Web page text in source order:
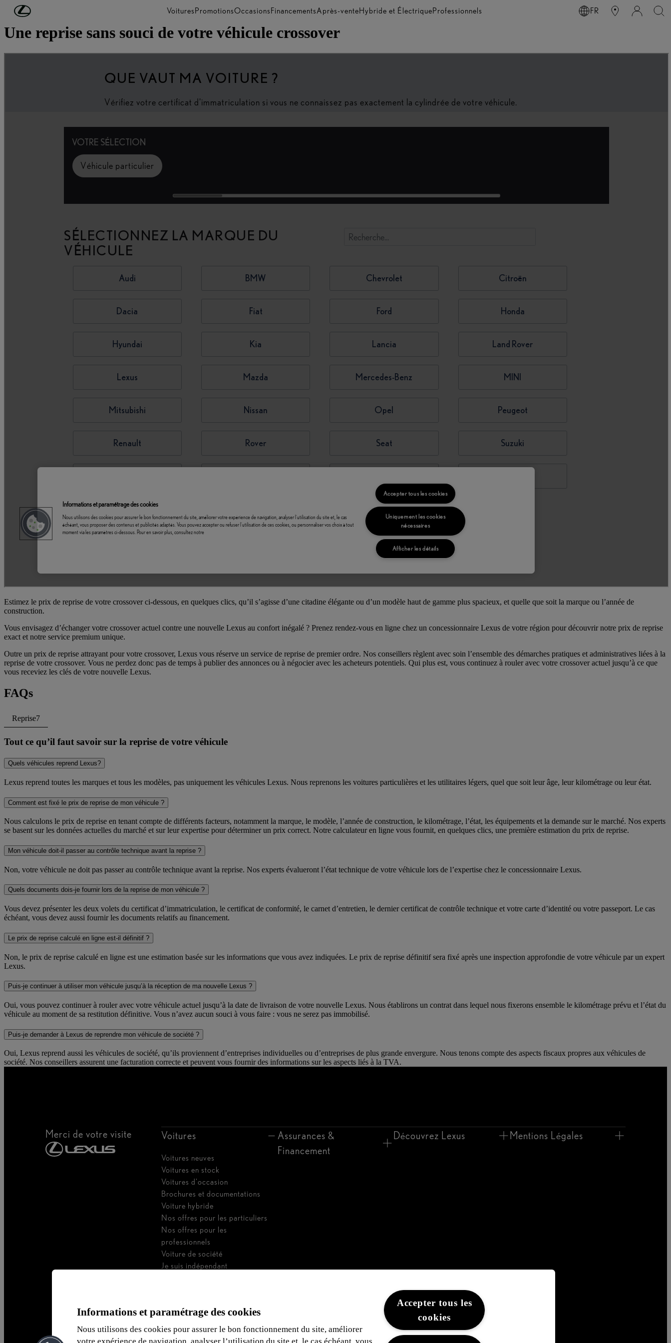
Passer au contenu principal VoituresPromotionsOccasionsFinancementsAprès-venteHybride et ÉlectriqueProfessionnels FR
Une reprise sans souci de votre véhicule crossover
Estimez le prix de reprise de votre crossover ci-dessous, en quelques clics, qu’il s’agisse d’une citadine élégante ou d’un modèle haut de gamme plus spacieux, et quelle que soit la marque ou l’année de
construction.
Vous envisagez d’échanger votre crossover actuel contre une nouvelle Lexus au confort inégalé ? Prenez rendez-vous en ligne chez un concessionnaire Lexus de votre région pour découvrir notre prix de reprise
exact et notre service premium unique.
Outre un prix de reprise attrayant pour votre crossover, Lexus vous réserve un service de reprise de premier ordre. Nos conseillers règlent avec soin l’ensemble des démarches pratiques et administratives liées à la
reprise de votre crossover. Vous ne perdez donc pas de temps à publier des annonces ou à négocier avec les acheteurs potentiels. Qui plus est, vous continuez à rouler avec votre crossover actuel jusqu’à ce que
vous receviez les clés de votre nouvelle Lexus.
FAQs
Reprise7
Tout ce qu’il faut savoir sur la reprise de votre véhicule
Quels véhicules reprend Lexus?
Lexus reprend toutes les marques et tous les modèles, pas uniquement les véhicules Lexus. Nous reprenons les voitures particulières et les utilitaires légers, quel que soit leur âge, leur kilométrage ou leur état.
Comment est fixé le prix de reprise de mon véhicule ?
Nous calculons le prix de reprise en tenant compte de différents facteurs, notamment la marque, le modèle, l’année de construction, le kilométrage, l’état, les équipements et la demande sur le marché. Nos experts
se basent sur les données actuelles du marché et sur leur expertise pour déterminer un prix correct. Notre calculateur en ligne vous fournit, en quelques clics, une première estimation du prix de reprise.
Mon véhicule doit-il passer au contrôle technique avant la reprise ?
Non, votre véhicule ne doit pas passer au contrôle technique avant la reprise. Nos experts évalueront l’état technique de votre véhicule lors de l’expertise chez le concessionnaire Lexus.
Quels documents dois-je fournir lors de la reprise de mon véhicule ?
Vous devez présenter les deux volets du certificat d’immatriculation, le certificat de conformité, le carnet d’entretien, le dernier certificat de contrôle technique et votre carte d’identité ou votre passeport. Le cas
échéant, vous devez aussi fournir les documents relatifs au financement.
Le prix de reprise calculé en ligne est-il définitif ?
Non, le prix de reprise calculé en ligne est une estimation basée sur les informations que vous avez indiquées. Le prix de reprise définitif sera fixé après une inspection approfondie de votre véhicule par un expert
Lexus.
Puis-je continuer à utiliser mon véhicule jusqu’à la réception de ma nouvelle Lexus ?
Oui, vous pouvez continuer à rouler avec votre véhicule actuel jusqu’à la date de livraison de votre nouvelle Lexus. Nous établirons un contrat dans lequel nous fixerons ensemble le kilométrage prévu et l’état du
véhicule au moment de sa restitution définitive. Vous n’avez aucun souci à vous faire : vous ne serez pas immobilisé.
Puis-je demander à Lexus de reprendre mon véhicule de société ?
Oui, Lexus reprend aussi les véhicules de société, qu’ils proviennent d’entreprises individuelles ou d’entreprises de plus grande envergure. Nous tenons compte des aspects fiscaux propres aux véhicules de
société. Nos conseillers assurent une facturation correcte et peuvent vous fournir des informations sur les aspects liés à la TVA.
Merci de votre visite Voitures
Voitures neuves
Voitures en stock
Voitures d'occasion
Brochures et documentations
Voiture hybride
Nos offres pour les particuliers
Nos offres pour les
professionnels
Voiture de société
Je suis indépendant
Assurances &
Financement
Découvrez Lexus Mentions Légales
Informations et paramétrage des cookies
Nous utilisons des cookies pour assurer le bon fonctionnement du site, améliorer
votre expérience de navigation, analyser l’utilisation du site et, le cas échéant, vous
Accepter tous les
cookies